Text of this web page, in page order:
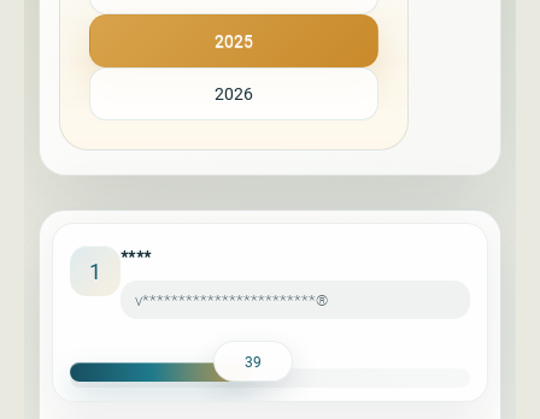
2025
2026
1 ****
v************************®
39